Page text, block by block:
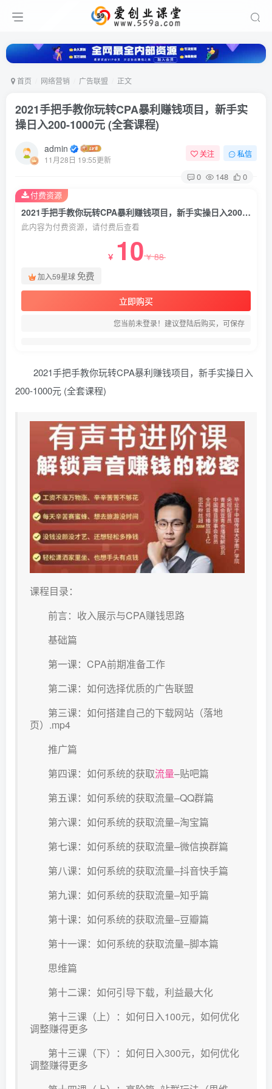
首页 网络营销 广告联盟 正文
2021手把手教你玩转CPA暴利赚钱项目，新手实
操日入200-1000元 (全套课程)
admin
11月28日 19:55更新
关注 私信
0 148 0
2021手把手教你玩转CPA暴利赚钱项目，新手实操日入200-1000元 (全套课程)
此内容为付费资源，请付费后查看
￥ 10￥88
加入59星球免费
立即购买
您当前未登录！建议登陆后购买，可保存
付费资源
2021手把手教你玩转CPA暴利赚钱项目，新手实操日入
200-1000元 (全套课程)
课程目录：
前言：收入展示与CPA赚钱思路
基础篇
第一课：CPA前期准备工作
第二课：如何选择优质的广告联盟
第三课：如何搭建自己的下载网站（落地
页）.mp4
推广篇
第四课：如何系统的获取流量–贴吧篇
第五课：如何系统的获取流量–QQ群篇
第六课：如何系统的获取流量–淘宝篇
第七课：如何系统的获取流量–微信换群篇
第八课：如何系统的获取流量–抖音快手篇
第九课：如何系统的获取流量–知乎篇
第十课：如何系统的获取流量–豆瓣篇
第十一课：如何系统的获取流量–脚本篇
思维篇
第十二课：如何引导下载，利益最大化
第十三课（上）：如何日入100元，如何优化
调整赚得更多
第十三课（下）：如何日入300元，如何优化
调整赚得更多